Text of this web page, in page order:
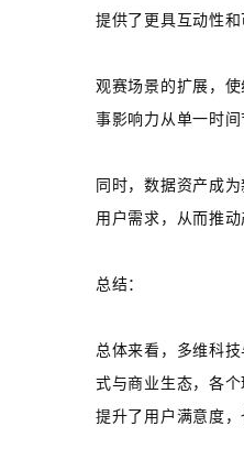
提供了更具互动性和
观赛场景的扩展，
事影响力从单一时
同时，数据资产成
用户需求，从而推
总结：
总体来看，多维科
式与商业生态，各
提升了用户满意度，